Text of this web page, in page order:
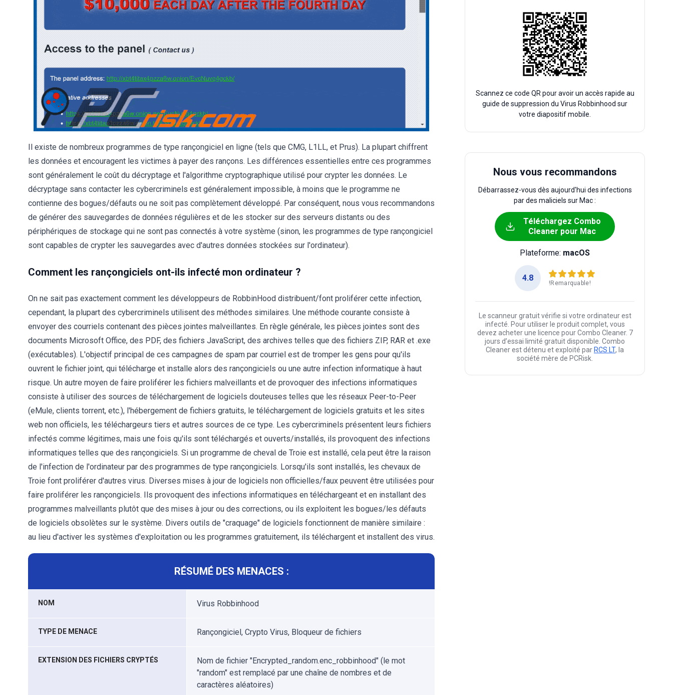
Il existe de nombreux programmes de type rançongiciel en ligne (tels que CMG, L1LL, et Prus). La plupart chiffrent
les données et encouragent les victimes à payer des rançons. Les différences essentielles entre ces programmes
sont généralement le coût du décryptage et l'algorithme cryptographique utilisé pour crypter les données. Le
décryptage sans contacter les cybercriminels est généralement impossible, à moins que le programme ne
contienne des bogues/défauts ou ne soit pas complètement développé. Par conséquent, nous vous recommandons
de générer des sauvegardes de données régulières et de les stocker sur des serveurs distants ou des
périphériques de stockage qui ne sont pas connectés à votre système (sinon, les programmes de type rançongiciel
sont capables de crypter les sauvegardes avec d'autres données stockées sur l'ordinateur).
Comment les rançongiciels ont-ils infecté mon ordinateur ?
On ne sait pas exactement comment les développeurs de RobbinHood distribuent/font proliférer cette infection,
cependant, la plupart des cybercriminels utilisent des méthodes similaires. Une méthode courante consiste à
envoyer des courriels contenant des pièces jointes malveillantes. En règle générale, les pièces jointes sont des
documents Microsoft Office, des PDF, des fichiers JavaScript, des archives telles que des fichiers ZIP, RAR et .exe
(exécutables). L'objectif principal de ces campagnes de spam par courriel est de tromper les gens pour qu'ils
ouvrent le fichier joint, qui télécharge et installe alors des rançongiciels ou une autre infection informatique à haut
risque. Un autre moyen de faire proliférer les fichiers malveillants et de provoquer des infections informatiques
consiste à utiliser des sources de téléchargement de logiciels douteuses telles que les réseaux Peer-to-Peer
(eMule, clients torrent, etc.), l'hébergement de fichiers gratuits, le téléchargement de logiciels gratuits et les sites
web non officiels, les téléchargeurs tiers et autres sources de ce type. Les cybercriminels présentent leurs fichiers
infectés comme légitimes, mais une fois qu'ils sont téléchargés et ouverts/installés, ils provoquent des infections
informatiques telles que des rançongiciels. Si un programme de cheval de Troie est installé, cela peut être la raison
de l'infection de l'ordinateur par des programmes de type rançongiciels. Lorsqu'ils sont installés, les chevaux de
Troie font proliférer d'autres virus. Diverses mises à jour de logiciels non officielles/faux peuvent être utilisées pour
faire proliférer les rançongiciels. Ils provoquent des infections informatiques en téléchargeant et en installant des
programmes malveillants plutôt que des mises à jour ou des corrections, ou ils exploitent les bogues/les défauts
de logiciels obsolètes sur le système. Divers outils de "craquage" de logiciels fonctionnent de manière similaire :
au lieu d'activer les systèmes d'exploitation ou les programmes gratuitement, ils téléchargent et installent des virus.
RÉSUMÉ DES MENACES :
NOM Virus Robbinhood
TYPE DE MENACE Rançongiciel, Crypto Virus, Bloqueur de fichiers
EXTENSION DES FICHIERS CRYPTÉS
Nom de fichier "Encrypted_random.enc_robbinhood" (le mot
"random" est remplacé par une chaîne de nombres et de
caractères aléatoires)
Scannez ce code QR pour avoir un accès rapide au
guide de suppression du Virus Robbinhood sur
votre diapositif mobile.
Nous vous recommandons
Débarrassez-vous dès aujourd'hui des infections
par des maliciels sur Mac :
Téléchargez Combo
Cleaner pour Mac
Plateforme: macOS
4.8
!Remarquable!
Le scanneur gratuit vérifie si votre ordinateur est
infecté. Pour utiliser le produit complet, vous
devez acheter une licence pour Combo Cleaner. 7
jours d’essai limité gratuit disponible. Combo
Cleaner est détenu et exploité par RCS LT, la
société mère de PCRisk.